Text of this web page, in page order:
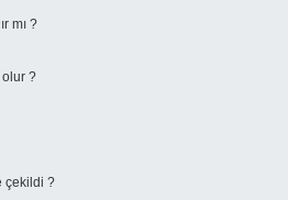
mı ?
olur ?
çekildi ?